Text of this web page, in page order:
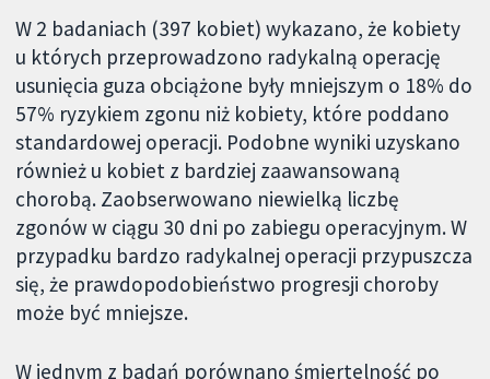
W 2 badaniach (397 kobiet) wykazano, że kobiety
u których przeprowadzono radykalną operację
usunięcia guza obciążone były mniejszym o 18% do
57% ryzykiem zgonu niż kobiety, które poddano
standardowej operacji. Podobne wyniki uzyskano
również u kobiet z bardziej zaawansowaną
chorobą. Zaobserwowano niewielką liczbę
zgonów w ciągu 30 dni po zabiegu operacyjnym. W
przypadku bardzo radykalnej operacji przypuszcza
się, że prawdopodobieństwo progresji choroby
może być mniejsze.
W jednym z badań porównano śmiertelność po